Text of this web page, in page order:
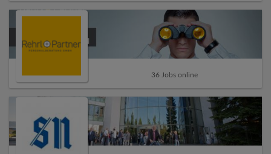
36 Jobs online